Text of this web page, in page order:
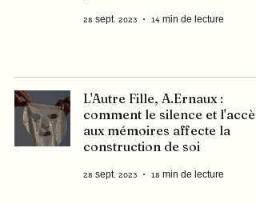
28 sept. 2023 14 min de lecture
L'Autre Fille, A.Ernaux :
comment le silence et l'accès
aux mémoires affecte la
construction de soi
28 sept. 2023 18 min de lecture